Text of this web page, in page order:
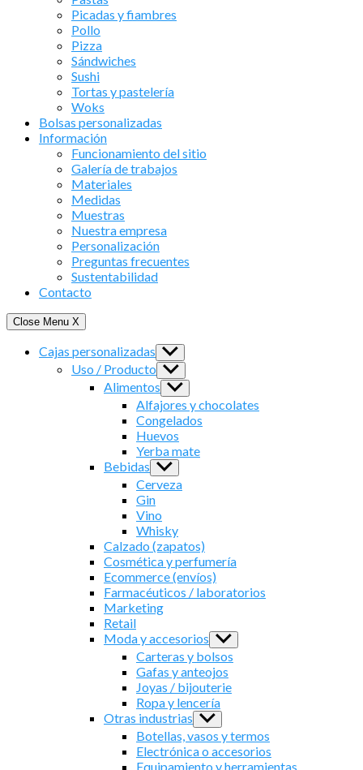
Picadas y fiambres
Pollo
Pizza
Sándwiches
Sushi
Tortas y pastelería
Woks
Bolsas personalizadas
Información
Funcionamiento del sitio
Galería de trabajos
Materiales
Medidas
Muestras
Nuestra empresa
Personalización
Preguntas frecuentes
Sustentabilidad
Contacto
Close Menu X
Cajas personalizadas Show
sub
menu
Uso / Producto Show
sub
menu
Alimentos Show
sub
menu
Alfajores y chocolates
Congelados
Huevos
Yerba mate
Bebidas Show
sub
menu
Cerveza
Gin
Vino
Whisky
Calzado (zapatos)
Cosmética y perfumería
Ecommerce (envíos)
Farmacéuticos / laboratorios
Marketing
Retail
Moda y accesorios Show
sub
menu
Carteras y bolsos
Gafas y anteojos
Joyas / bijouterie
Ropa y lencería
Otras industrias Show
sub
menu
Botellas, vasos y termos
Electrónica o accesorios
Equipamiento y herramientas